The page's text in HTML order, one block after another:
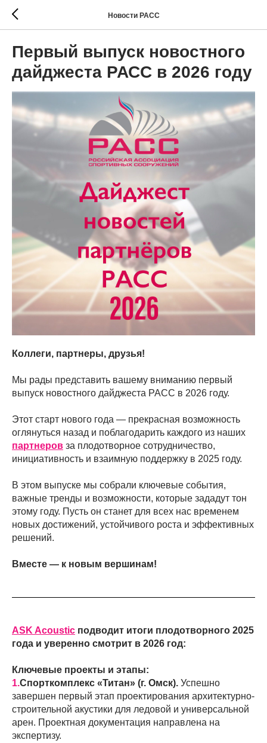
Новости РАСС
Первый выпуск новостного
дайджеста РАСС в 2026 году
Коллеги, партнеры, друзья!
Мы рады представить вашему вниманию первый
выпуск новостного дайджеста РАСС в 2026 году.
Этот старт нового года — прекрасная возможность
оглянуться назад и поблагодарить каждого из наших
партнеров за плодотворное сотрудничество,
инициативность и взаимную поддержку в 2025 году.
В этом выпуске мы собрали ключевые события,
важные тренды и возможности, которые зададут тон
этому году. Пусть он станет для всех нас временем
новых достижений, устойчивого роста и эффективных
решений.
Вместе — к новым вершинам!
ASK Acoustic подводит итоги плодотворного 2025
года и уверенно смотрит в 2026 год:
Ключевые проекты и этапы:
1.Спорткомплекс «Титан» (г. Омск). Успешно
завершен первый этап проектирования архитектурно-
строительной акустики для ледовой и универсальной
арен. Проектная документация направлена на
экспертизу.